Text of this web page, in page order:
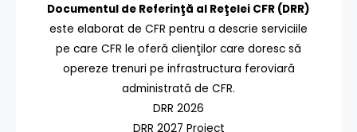
Documentul de Referinţă al Reţelei CFR (DRR)
este elaborat de CFR pentru a descrie serviciile
pe care CFR le oferă clienţilor care doresc să
opereze trenuri pe infrastructura feroviară
administrată de CFR.
DRR 2026
DRR 2027 Proiect